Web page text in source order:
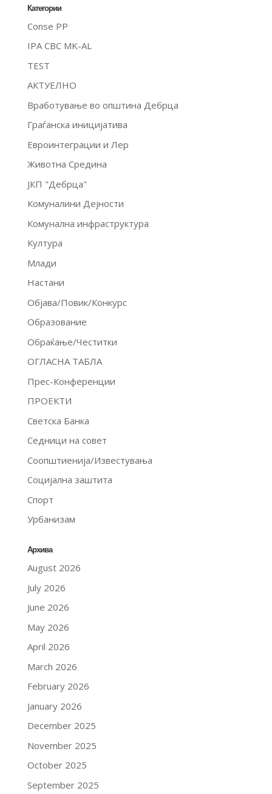
Категории
Conse PP
IPA CBC MK-AL
TEST
АКТУЕЛНО
Вработување во општина Дебрца
Граѓанска иницијатива
Евроинтеграции и Лер
Животна Средина
ЈКП "Дебрца"
Комуналини Дејности
Комунална инфраструктура
Култура
Млади
Настани
Објава/Повик/Конкурс
Образование
Обраќање/Честитки
ОГЛАСНА ТАБЛА
Прес-Конференции
ПРОЕКТИ
Светска Банка
Седници на совет
Соопштиенија/Известувања
Социјална заштита
Спорт
Урбанизам
Архива
August 2026
July 2026
June 2026
May 2026
April 2026
March 2026
February 2026
January 2026
December 2025
November 2025
October 2025
September 2025